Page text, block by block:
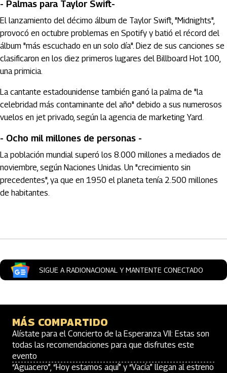
- Palmas para Taylor Swift-
El lanzamiento del décimo álbum de Taylor Swift, "Midnights",
provocó en octubre problemas en Spotify y batió el récord del
álbum "más escuchado en un solo día". Diez de sus canciones se
clasificaron en los diez primeros lugares del Billboard Hot 100,
una primicia.
La cantante estadounidense también ganó la palma de "la
celebridad más contaminante del año" debido a sus numerosos
vuelos en jet privado, según la agencia de marketing Yard.
- Ocho mil millones de personas -
La población mundial superó los 8.000 millones a mediados de
noviembre, según Naciones Unidas. Un "crecimiento sin
precedentes", ya que en 1950 el planeta tenía 2.500 millones
de habitantes.
SIGUE A RADIONACIONAL Y MANTENTE CONECTADO
MÁS COMPARTIDO
Alístate para el Concierto de la Esperanza VII: Estas son
todas las recomendaciones para que disfrutes este
evento
“Aguacero”, “Hoy estamos aquí” y “Vacía” llegan al estreno